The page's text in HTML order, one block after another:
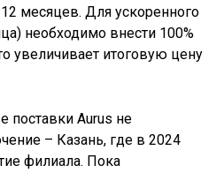
месяцев. Для ускоренного
необходимо внести 100%
увеличивает итоговую цену
поставки Aurus не
– Казань, где в 2024
филиала. Пока